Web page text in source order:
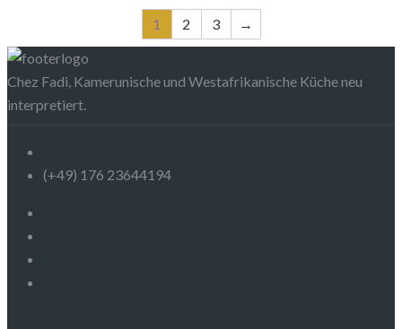
1 2 3 →
Chez Fadi, Kamerunische und Westafrikanische Küche neu
interpretiert.
(+49) 176 23644194